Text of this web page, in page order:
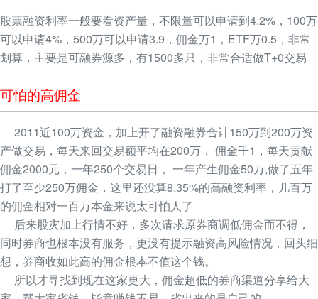
股票融资利率一般要看资产量，不限量可以申请到4.2%，100万
可以申请4%，500万可以申请3.9，佣金万1，ETF万0.5，非常
划算，主要是可融券源多，有1500多只，非常合适做T+0交易
可怕的高佣金
2011近100万资金，加上开了融资融券合计150万到200万资
产做交易，每天来回交易额平均在200万， 佣金千1，每天贡献
佣金2000元，一年250个交易日， 一年产生佣金50万,做了五年
打了至少250万佣金，这里还没算8.35%的高融资利率，几百万
的佣金相对一百万本金来说太可怕人了
后来股灾加上行情不好，多次请求原券商调低佣金而不得，
同时券商也根本没有服务，更没有提示融资高风险情况，回头细
想，券商收如此高的佣金根本不值这个钱。
所以才寻找到现在这家更大，佣金超低的券商渠道分享给大